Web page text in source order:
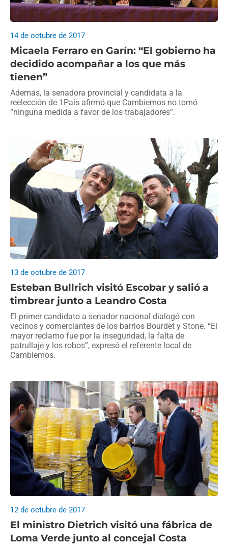
Micaela Ferraro en Garín: “El gobierno ha
decidido acompañar a los que más
tienen”
14 de octubre de 2017
Además, la senadora provincial y candidata a la
reelección de 1País afirmó que Cambiemos no tomó
“ninguna medida a favor de los trabajadores”.
Esteban Bullrich visitó Escobar y salió a
timbrear junto a Leandro Costa
13 de octubre de 2017
El primer candidato a senador nacional dialogó con
vecinos y comerciantes de los barrios Bourdet y Stone. “El
mayor reclamo fue por la inseguridad, la falta de
patrullaje y los robos”, expresó el referente local de
Cambiemos.
El ministro Dietrich visitó una fábrica de
Loma Verde junto al concejal Costa
12 de octubre de 2017